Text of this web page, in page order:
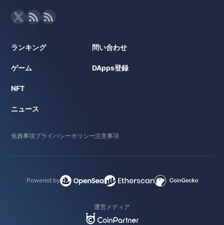
ランキング
ゲーム
NFT
ニュース
問い合わせ
DApps登録
免責事項プライバシーポリシー注意事項
Powered by
運営メディア